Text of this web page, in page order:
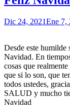
Dic 24, 2021Ene 7,
Desde este humilde
Navidad. En
cosas que
que si lo son, que
todos ustedes,
SALUD y mucho
Navidad